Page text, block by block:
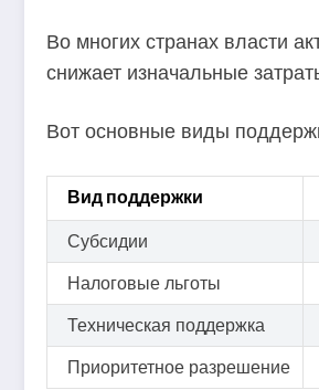
Во многих странах власти
снижает изначальные
Вот основные виды
Вид поддержки
Субсидии
Налоговые льготы
Техническая поддержка
Приоритетное разрешение